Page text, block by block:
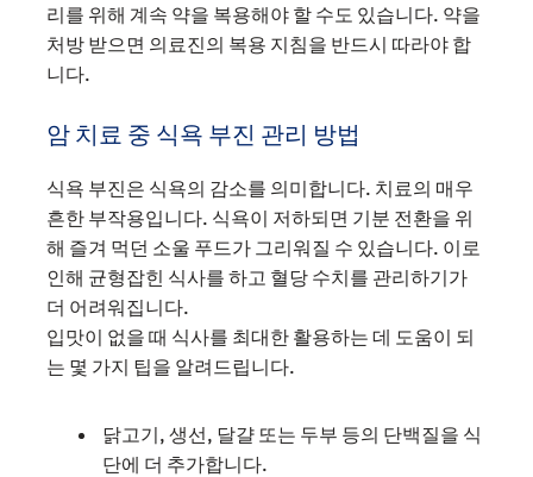
리를 위해 계속 약을 복용해야 할 수도 있습니다. 약을
처방 받으면 의료진의 복용 지침을 반드시 따라야 합
니다.
암 치료 중 식욕 부진 관리 방법
식욕 부진은 식욕의 감소를 의미합니다. 치료의 매우
흔한 부작용입니다. 식욕이 저하되면 기분 전환을 위
해 즐겨 먹던 소울 푸드가 그리워질 수 있습니다. 이로
인해 균형잡힌 식사를 하고 혈당 수치를 관리하기가
더 어려워집니다.
입맛이 없을 때 식사를 최대한 활용하는 데 도움이 되
는 몇 가지 팁을 알려드립니다.
닭고기, 생선, 달걀 또는 두부 등의 단백질을 식
단에 더 추가합니다.